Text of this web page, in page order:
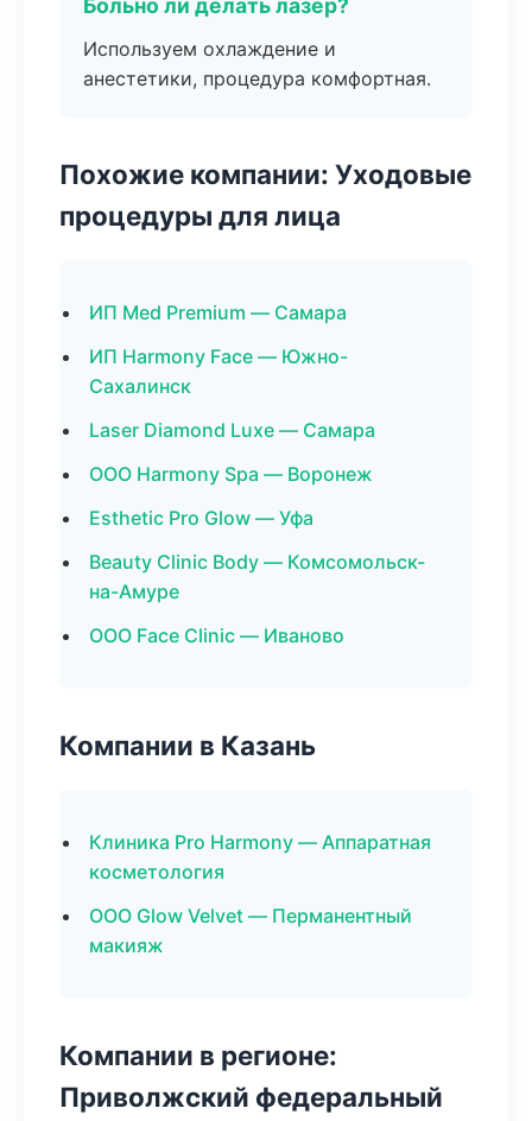
Больно ли делать лазер?
Используем охлаждение и
анестетики, процедура комфортная.
Похожие компании: Уходовые
процедуры для лица
ИП Med Premium — Самара
ИП Harmony Face — Южно-
Сахалинск
Laser Diamond Luxe — Самара
ООО Harmony Spa — Воронеж
Esthetic Pro Glow — Уфа
Beauty Clinic Body — Комсомольск-
на-Амуре
ООО Face Clinic — Иваново
Компании в Казань
Клиника Pro Harmony — Аппаратная
косметология
ООО Glow Velvet — Перманентный
макияж
Компании в регионе:
Приволжский федеральный